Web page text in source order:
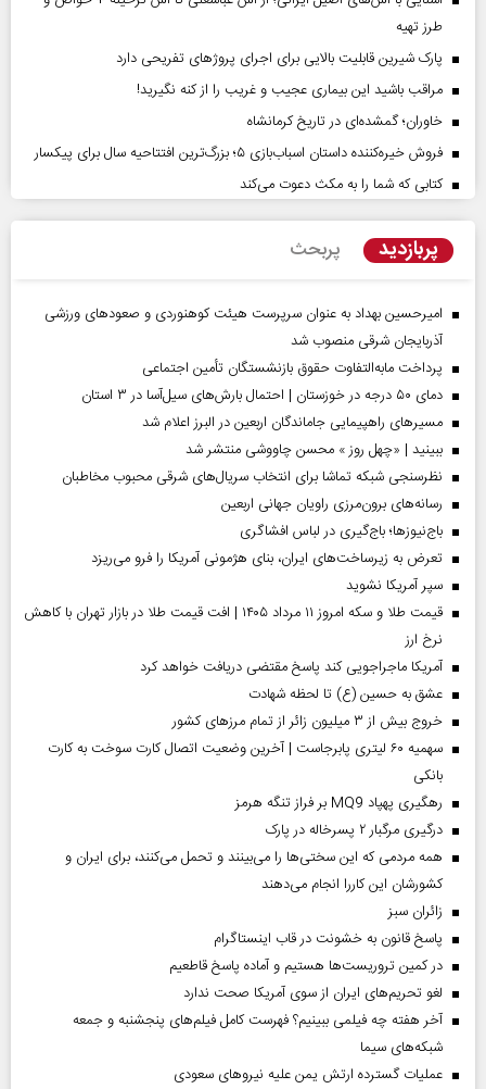
طرز تهیه
پارک شیرین قابلیت‌ بالایی برای اجرای پروژهای تفریحی دارد
مراقب باشید این بیماری عجیب و غریب را از کنه نگیرید!
خاوران؛ گمشده‌ای در تاریخ کرمانشاه
فروش خیره‌کننده داستان اسباب‌بازی ۵؛ بزرگ‌ترین افتتاحیه سال برای پیکسار
کتابی که شما را به مکث دعوت می‌کند
پربازدید پربحث
امیرحسین بهداد به عنوان سرپرست هیئت کوهنوردی و صعودهای ورزشی
آذربایجان شرقی منصوب شد
پرداخت مابه‌التفاوت حقوق بازنشستگان تأمین اجتماعی
دمای ۵۰ درجه در خوزستان | احتمال بارش‌های سیل‌آسا در ۳ استان
مسیر‌های راهپیمایی جاماندگان اربعین در البرز اعلام شد
ببینید | «چهل روز » محسن چاووشی منتشر شد
نظرسنجی شبکه تماشا برای انتخاب سریال‌های شرقی محبوب مخاطبان
رسانه‌های برون‌مرزی راویان جهانی اربعین
باج‌نیوزها؛ باج‌گیری در لباس افشاگری
تعرض به زیرساخت‌های ایران، بنای هژمونی آمریکا را فرو می‌ریزد
سپر آمریکا نشوید
قیمت طلا و سکه امروز ۱۱ مرداد ۱۴۰۵ | افت قیمت طلا در بازار تهران با کاهش
نرخ ارز
آمریکا ماجراجویی کند پاسخ مقتضی دریافت خواهد کرد
عشق به حسین (ع) تا لحظه شهادت
خروج بیش از ۳ میلیون زائر از تمام مرز‌های کشور
سهمیه ۶۰ لیتری پابرجاست | آخرین وضعیت اتصال کارت سوخت به کارت
بانکی
رهگیری پهپاد MQ9 بر فراز تنگه هرمز
درگیری مرگبار ۲ پسرخاله در پارک
همه مردمی که این سختی‌ها را می‌بینند و تحمل می‌کنند، برای ایران و
کشورشان این کاررا انجام می‌دهند
‌زائران سبز
پاسخ قانون به خشونت در قاب اینستاگرام
در کمین تروریست‌ها هستیم و آماده پاسخ قاطعیم
لغو تحریم‌های ایران از سوی آمریکا صحت ندارد
آخر هفته چه فیلمی ببینیم؟ فهرست کامل فیلم‌های پنجشنبه و جمعه
شبکه‌های سیما
عملیات گسترده ارتش یمن علیه نیروهای سعودی